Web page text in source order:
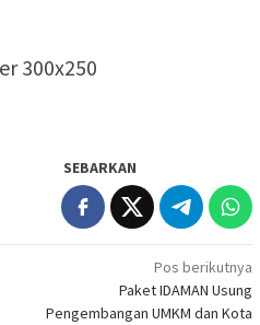
SEBARKAN
Pos berikutnya
Paket IDAMAN Usung
Pengembangan UMKM dan Kota